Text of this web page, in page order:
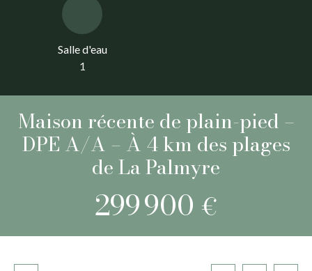
Salle d'eau
1
Maison récente de plain-pied –
DPE A/A – À 4 km des plages
de La Palmyre
299 900 €